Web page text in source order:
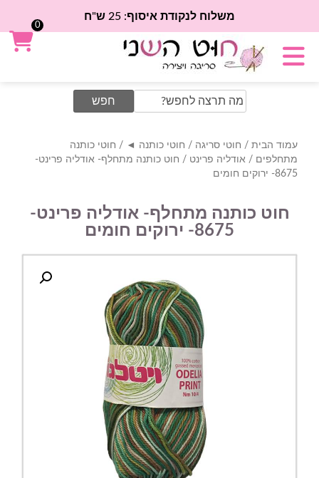
משלוח לנקודת איסוף: 25 ש"ח
Search
for:
עמוד הבית / חוטי סריגה / חוטי כותנה ◄ / חוטי כותנה
מתחלפים / אודליה פרינט / חוט כותנה מתחלף- אודליה פרינט-
8675- ירוקים חומים
חוט כותנה מתחלף- אודליה פרינט-
8675- ירוקים חומים
0